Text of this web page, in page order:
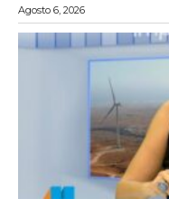
Agosto 6, 2026